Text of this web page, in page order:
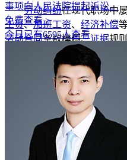
劳动纠纷在现代职场中
工资、加班工资、 经济补偿
劳动合同条款模糊、证据规
江苏正气浩然律师事务所
果斐然。在多起劳动
纠纷案件
为企业和劳动者厘清责任，
典型案例，深入了解他在劳
案例一：调解结案，快速
事项向人民法院提起诉讼。
免费查看 >
今日已有6595人查看